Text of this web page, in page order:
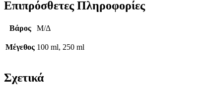
Επιπρόσθετες Πληροφορίες
Βάρος Μ/Δ
Μέγεθος 100 ml, 250 ml
Σχετικά